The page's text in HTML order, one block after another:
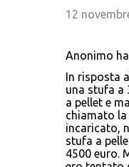
12
Anonimo
In risposta
una stufa a
a pellet e
chiamato
incaricato,
stufa a
4500 euro.